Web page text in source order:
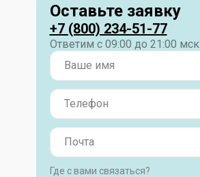
Оставьте заявку
+7 (800) 234-51-77
Ответим с 09:00 до 21:00 мск
Где с вами связаться?